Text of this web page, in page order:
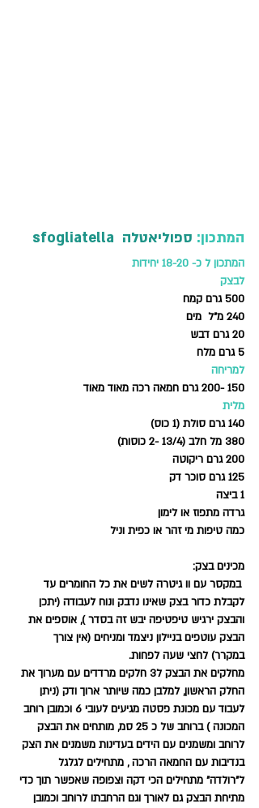
המתכון: ספוליאטלה  sfogliatella
המתכון ל כ- 18-20 יחידות
לבצק
500 גרם קמח
240 מ"ל  מים
20 גרם דבש
5 גרם מלח
למריחה
150 -200 גרם חמאה רכה מאוד מאוד
מלית
140 גרם סולת (1 כוס)
380 מל חלב (13/4 -2 כוסות)
200 גרם ריקוטה
125 גרם סוכר דק
1 ביצה
גרדה מתפוז או לימון
כמה טיפות מי זהר או כפית וניל
מכינים בצק:
במקסר עם וו גיטרה לשים את כל החומרים עד
לקבלת כדור בצק שאינו נדבק ונוח לעבודה (יתכן
והבצק ירגיש טיפטיפה יבש זה בסדר ), אוספים את
הבצק עוטפים בניילון ניצמד ומניחים (אין צורך
במקרר) לחצי שעה לפחות.
מחלקים את הבצק ל3 חלקים מרדדים עם מערוך את
החלק הראשון, למלבן כמה שיותר ארוך ודק (ניתן
לעבוד עם מכונת פסטה מגיעים לעובי 6 וכמובן רוחב
המכונה ) ברוחב של כ 25 סמ, מותחים את הבצק
לרוחב ומשמנים עם הידים בעדינות משמנים את הצק
בנדיבות עם החמאה הרכה , מתחילים לגלגל
ל"רולדה" מתחילים הכי דקה וצפופה שאפשר תוך כדי
מתיחת הבצק גם לאורך וגם הרחבתו לרוחב וכמובן